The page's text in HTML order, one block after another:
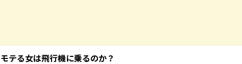
テる女は飛行機に乗るのか？